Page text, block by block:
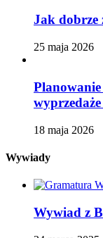
Jak dobrze
25 maja 2026
18 maja 2026
Wywiady
Wywiad z